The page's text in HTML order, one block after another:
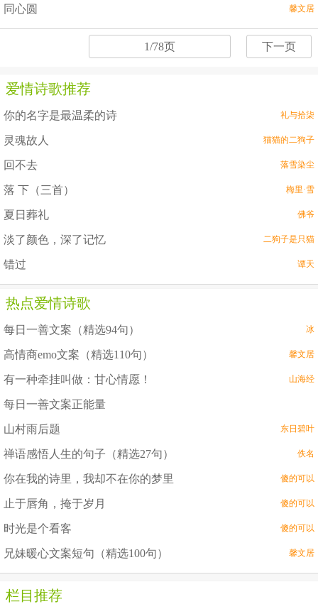
同心圆 馨文居
下一页
1/78页
爱情诗歌推荐
你的名字是最温柔的诗 礼与拾柒
灵魂故人 猫猫的二狗子
回不去 落雪染尘
落 下（三首） 梅里·雪
夏日葬礼 佛爷
淡了颜色，深了记忆 二狗子是只猫
错过 谭天
热点爱情诗歌
每日一善文案（精选94句） 冰
高情商emo文案（精选110句） 馨文居
有一种牵挂叫做：甘心情愿！ 山海经
每日一善文案正能量
山村雨后题 东日碧叶
禅语感悟人生的句子（精选27句） 佚名
你在我的诗里，我却不在你的梦里 傻的可以
止于唇角，掩于岁月 傻的可以
时光是个看客 傻的可以
兄妹暖心文案短句（精选100句） 馨文居
栏目推荐